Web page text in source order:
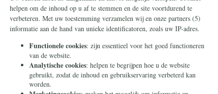
altijd op de hoogte.
Lees meer